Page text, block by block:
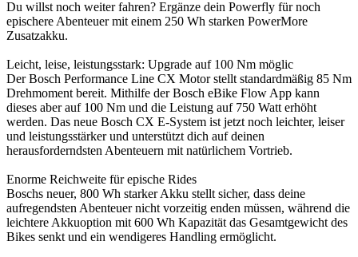
Du willst noch weiter fahren? Ergänze dein Powerfly für noch
epischere Abenteuer mit einem 250 Wh starken PowerMore
Zusatzakku.
Leicht, leise, leistungsstark: Upgrade auf 100 Nm möglic
Der Bosch Performance Line CX Motor stellt standardmäßig 85 Nm
Drehmoment bereit. Mithilfe der Bosch eBike Flow App kann
dieses aber auf 100 Nm und die Leistung auf 750 Watt erhöht
werden. Das neue Bosch CX E-System ist jetzt noch leichter, leiser
und leistungsstärker und unterstützt dich auf deinen
herausforderndsten Abenteuern mit natürlichem Vortrieb.
Enorme Reichweite für epische Rides
Boschs neuer, 800 Wh starker Akku stellt sicher, dass deine
aufregendsten Abenteuer nicht vorzeitig enden müssen, während die
leichtere Akkuoption mit 600 Wh Kapazität das Gesamtgewicht des
Bikes senkt und ein wendigeres Handling ermöglicht.